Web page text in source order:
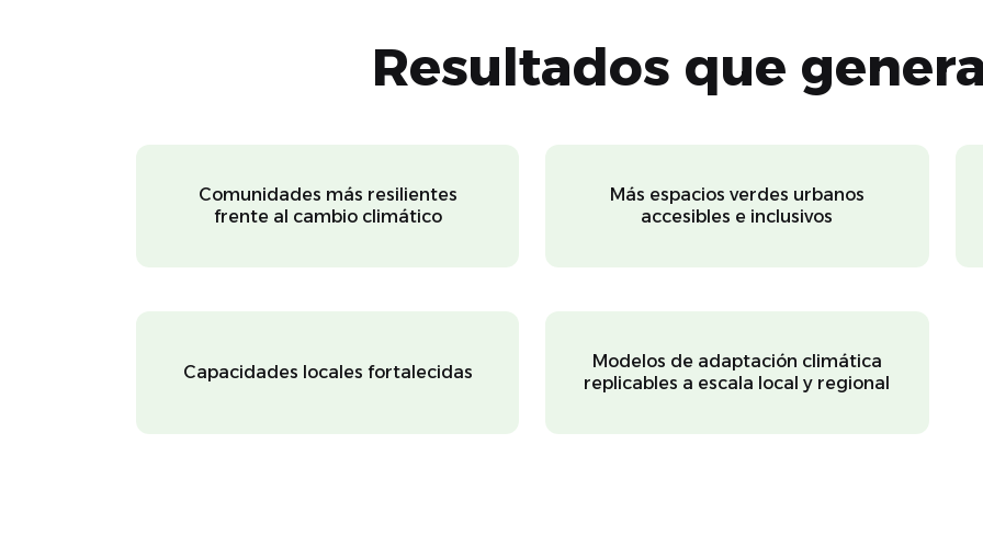
Resultados que
Comunidades más resilientes
frente al cambio climático
Más espacios verdes urbanos
accesibles e inclusivos
Capacidades locales fortalecidas
Modelos de adaptación climática
replicables a escala local y regional